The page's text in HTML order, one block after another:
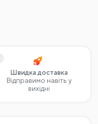
Швидка доставка
Відправимо навіть у
вихідні